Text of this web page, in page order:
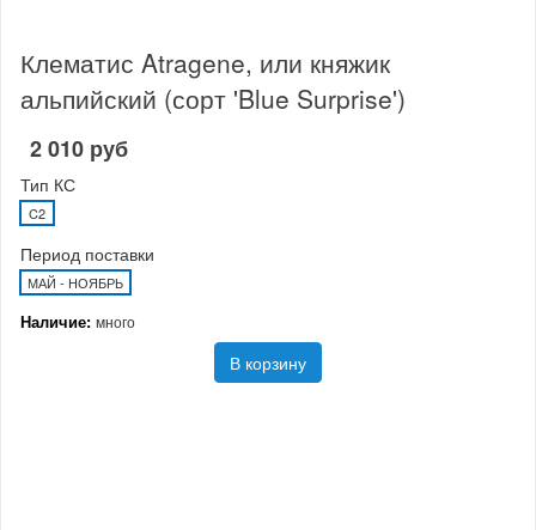
Клематис Atragene, или княжик
альпийский (сорт 'Blue Surprise')
2 010 руб
Тип КС
C2
Период поставки
МАЙ - НОЯБРЬ
Наличие: много
В корзину